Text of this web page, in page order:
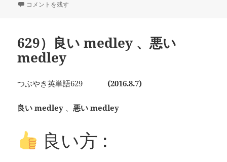
稿
631）イチローという存在 に
コメントを残す
629）良い medley 、悪い
medley
つぶやき英単語629 (2016.8.7)
良い medley 、悪い medley
良い方 :